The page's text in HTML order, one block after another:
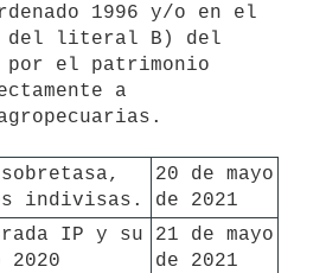
1996 y/o en el
del literal B) del
por el patrimonio
a
indivisas.
20 de mayo
de 2021
IP y su
2020
21 de mayo
de 2021